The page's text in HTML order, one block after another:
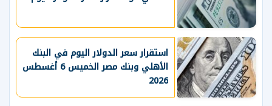
استقرار سعر الدولار اليوم في البنك
الأهلي وبنك مصر الخميس 6 أغسطس
2026